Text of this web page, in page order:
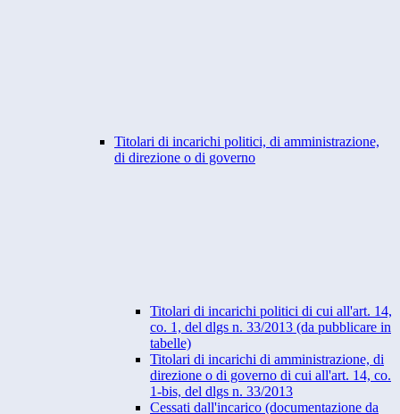
Titolari di incarichi politici, di amministrazione,
di direzione o di governo
Titolari di incarichi politici di cui all'art. 14,
co. 1, del dlgs n. 33/2013 (da pubblicare in
tabelle)
Titolari di incarichi di amministrazione, di
direzione o di governo di cui all'art. 14, co.
1-bis, del dlgs n. 33/2013
Cessati dall'incarico (documentazione da